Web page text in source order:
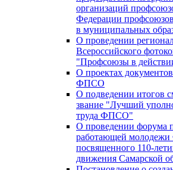
организаций
Федерации
в муниципальных
О проведении
Всероссийского
"Профсоюзы в
О проектах
ФПСО
О подведении итогов
звание "Лучший
труда ФПСО"
О проведении форума
работающей
посвященного 110-
движения Самарской